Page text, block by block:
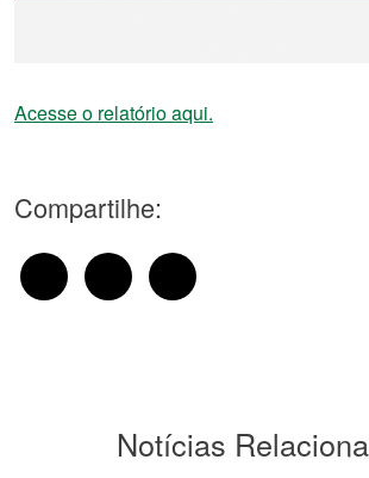
Acesse o relatório aqui.
Compartilhe:
Notícias